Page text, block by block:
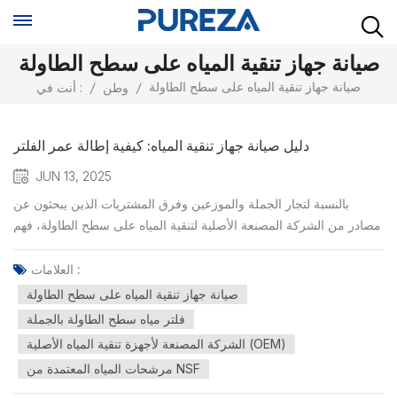
صيانة جهاز تنقية المياه على سطح الطاولة
أنت في : / وطن / صيانة جهاز تنقية المياه على سطح الطاولة
دليل صيانة جهاز تنقية المياه: كيفية إطالة عمر الفلتر
JUN 13, 2025
بالنسبة لتجار الجملة والموزعين وفرق المشتريات الذين يبحثون عن
مصادر من الشركة المصنعة الأصلية لتنقية المياه على سطح الطاولة، فهم
صيانة جهاز تنقية المياه على سطح الطاولة العناية المناسبة لا تُطيل عمر
الفلتر فحسب، بل تضمن أيضًا أداءً ثابتًا، وهي نقاط بيع رئيسية عند الترويج
للمستخدمين النهائيين. 🔍 لم...
العلامات :
صيانة جهاز تنقية المياه على سطح الطاولة
فلتر مياه سطح الطاولة بالجملة
الشركة المصنعة لأجهزة تنقية المياه الأصلية (OEM)
مرشحات المياه المعتمدة من NSF